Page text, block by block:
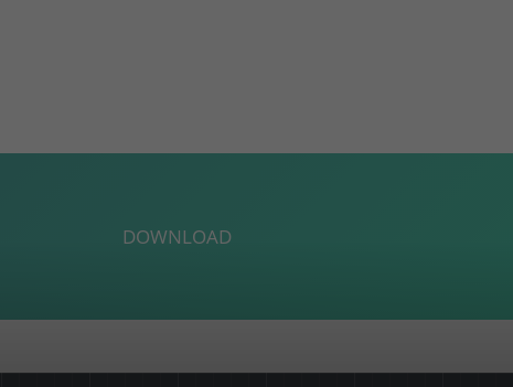
DOWNLOAD